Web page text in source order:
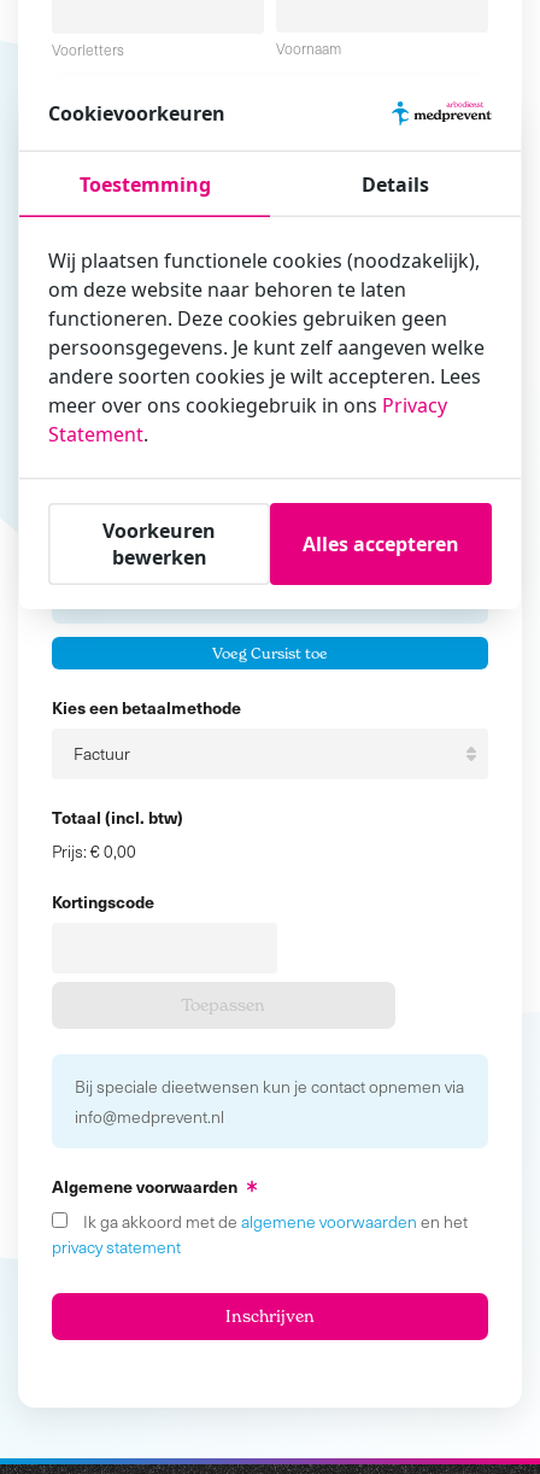
Voorletters Voornaam
Tussenvoegsel Achternaam
E-mailadres
zakelijk/administratief correspondeert
Is de contactpersoon ook een cursist?
Ja
Nee
Cursisten
Voeg cursisten toe
Tussenvoegsel
Voeg Cursist toe
Kies een betaalmethode
Totaal (incl. btw)
Prijs: € 0,00
Kortingscode
Bij speciale dieetwensen kun je contact opnemen via
info@medprevent.nl
Algemene voorwaarden
Ik ga akkoord met de algemene voorwaarden en het
privacy statement
Cookievoorkeuren
Toestemming Details
Wij plaatsen functionele cookies (noodzakelijk),
om deze website naar behoren te laten
functioneren. Deze cookies gebruiken geen
persoonsgegevens. Je kunt zelf aangeven welke
andere soorten cookies je wilt accepteren. Lees
meer over ons cookiegebruik in ons Privacy
Statement.
Voorkeuren
bewerken
Alles accepteren